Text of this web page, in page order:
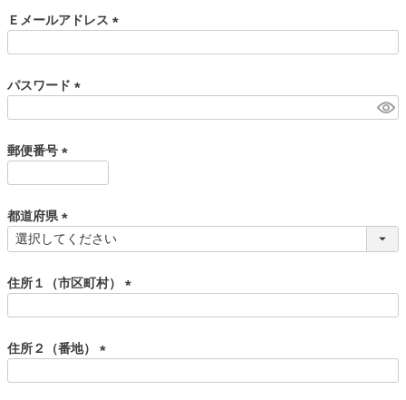
須
)
Ｅメールアドレス
)
パスワード
)
郵便番号
須
)
都道府県
(
須
)
住所１（市区町村）
)
住所２（番地）